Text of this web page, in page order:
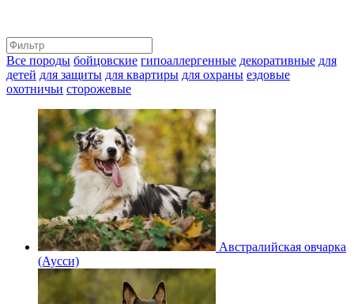
Все породы бойцовские гипоаллергенные декоративные для
детей для защиты для квартиры для охраны ездовые
охотничьи сторожевые
Австралийская овчарка
(Аусси)